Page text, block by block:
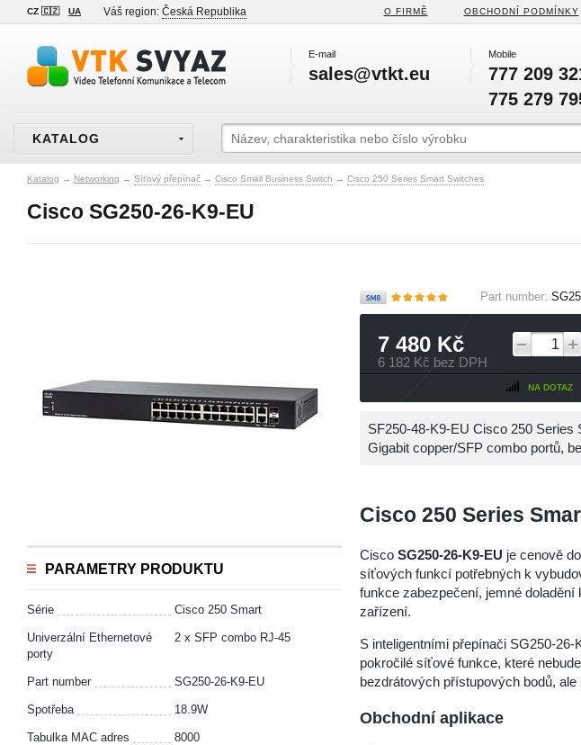
CZ 🇨🇿 UA Váš region: Česká Republika O FIRMĚ OBCHODNÍ PODMÍNKY
E-mail
sales@vtkt.eu
Mobile
777 209
775 279
KATALOG
Katalog → Networking → Síťový přepínač → Cisco Small Business Switch → Cisco 250 Series Smart Switches
Cisco SG250-26-K9-EU
PARAMETRY PRODUKTU
Série Cisco 250 Smart
Univerzální Ethernetové
porty
2 х SFP combo RJ-45
Part number SG250-26-K9-EU
Spotřeba 18.9W
Tabulka MAC adres 8000
Part number:
7 480 Kč
6 182 Kč bez DPH
NA DOTAZ
SF250-48-K9-EU Cisco 250 Series
Gigabit copper/SFP combo portů,
Cisco 250 Series
Cisco SG250-26-K9-EU je cenově
síťových funkcí potřebných k
funkce zabezpečení, jemné
zařízení.
S inteligentními přepínači SG250-
pokročilé síťové funkce, které
bezdrátových přístupových bodů,
Obchodní aplikace